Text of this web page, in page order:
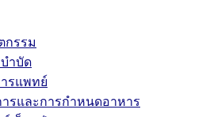
กรรม
ำบัด
รแพทย์
รและการกำหนดอาหาร